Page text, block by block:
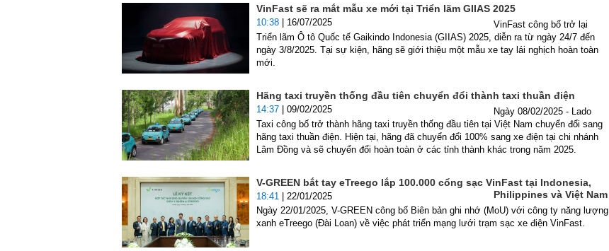
VinFast sẽ ra mắt mẫu xe mới tại Triển lãm GIIAS 2025
10:38 | 16/07/2025
VinFast công bố trở lại
Triển lãm Ô tô Quốc tế Gaikindo Indonesia (GIIAS) 2025, diễn ra từ ngày 24/7 đến
ngày 3/8/2025. Tại sự kiện, hãng sẽ giới thiệu một mẫu xe tay lái nghịch hoàn toàn
mới.
Hãng taxi truyền thống đầu tiên chuyển đổi thành taxi thuần điện
14:37 | 09/02/2025
Ngày 08/02/2025 - Lado
Taxi công bố trở thành hãng taxi truyền thống đầu tiên tại Việt Nam chuyển đổi sang
hãng taxi thuần điện. Hiện tại, hãng đã chuyển đổi 100% sang xe điện tại chi nhánh
Lâm Đồng và sẽ chuyển đổi hoàn toàn ở các tỉnh thành khác trong năm 2025.
V-GREEN bắt tay eTreego lắp 100.000 cổng sạc VinFast tại Indonesia,
Philippines và Việt Nam
18:41 | 22/01/2025
Ngày 22/01/2025, V-GREEN công bố Biên bản ghi nhớ (MoU) với công ty năng lượng
xanh eTreego (Đài Loan) về việc phát triển mạng lưới trạm sạc xe điện VinFast.